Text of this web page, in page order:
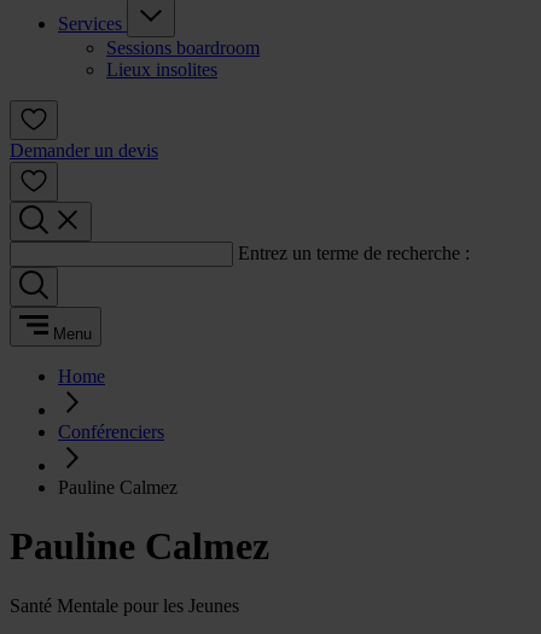
Services
Sessions boardroom
Lieux insolites
Demander un devis
Entrez un terme de recherche :
Menu
Home
Conférenciers
Pauline Calmez
Pauline Calmez
Santé Mentale pour les Jeunes